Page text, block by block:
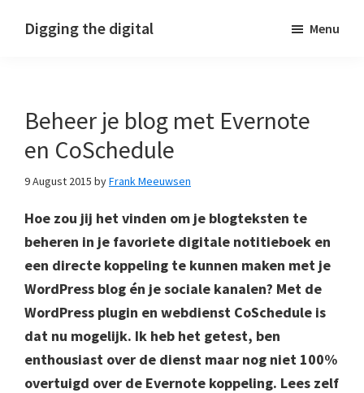
Digging the digital Menu
Beheer je blog met Evernote
en CoSchedule
9 August 2015 byFrank Meeuwsen
Hoe zou jij het vinden om je blogteksten te
beheren in je favoriete digitale notitieboek en
een directe koppeling te kunnen maken met je
WordPress blog én je sociale kanalen? Met de
WordPress plugin en webdienst CoSchedule is
dat nu mogelijk. Ik heb het getest, ben
enthousiast over de dienst maar nog niet 100%
overtuigd over de Evernote koppeling. Lees zelf